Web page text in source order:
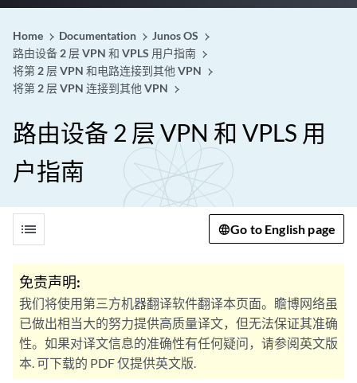
Home Documentation
Junos OS
路由设备 2 层 VPN 和 VPLS 用户指南
将第 2 层 VPN 和电路连接到其他 VPN
将第 2 层 VPN 连接到其他 VPN
路由设备 2 层 VPN 和 VPLS 用
户指南
list Go to English page
免责声明:
我们将使用第三方机器翻译软件翻译本页面。瞻博网络虽
已做出相当大的努力提供高质量译文，但无法保证其准确
性。如果对译文信息的准确性有任何疑问，请参阅英文版
本. 可下载的 PDF 仅提供英文版.